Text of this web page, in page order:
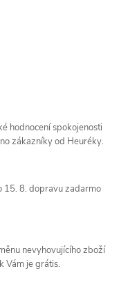
hodnocení spokojenosti
zákazníky od Heuréky.
15. 8. dopravu zadarmo
nevyhovujícího zboží
Vám je grátis.